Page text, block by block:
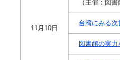
11月10日
（主催：図
台湾にみる
図書館の実